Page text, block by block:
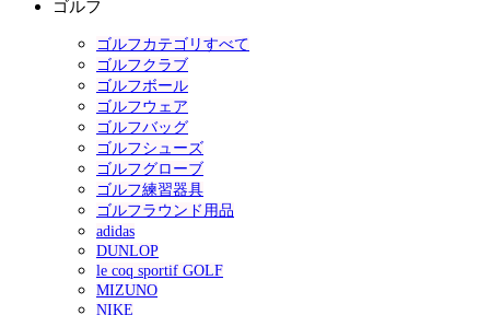
ゴルフ
ゴルフカテゴリすべて
ゴルフクラブ
ゴルフボール
ゴルフウェア
ゴルフバッグ
ゴルフシューズ
ゴルフグローブ
ゴルフ練習器具
ゴルフラウンド用品
adidas
DUNLOP
le coq sportif GOLF
MIZUNO
NIKE